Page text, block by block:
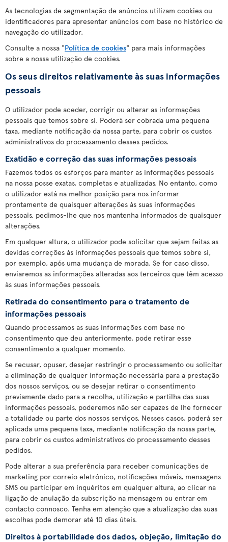
As tecnologias de segmentação de anúncios utilizam cookies ou
identificadores para apresentar anúncios com base no histórico de
navegação do utilizador.
Consulte a nossa "Política de cookies" para mais informações
sobre a nossa utilização de cookies.
Os seus direitos relativamente às suas informações
pessoais
O utilizador pode aceder, corrigir ou alterar as informações
pessoais que temos sobre si. Poderá ser cobrada uma pequena
taxa, mediante notificação da nossa parte, para cobrir os custos
administrativos do processamento desses pedidos.
Exatidão e correção das suas informações pessoais
Fazemos todos os esforços para manter as informações pessoais
na nossa posse exatas, completas e atualizadas. No entanto, como
o utilizador está na melhor posição para nos informar
prontamente de quaisquer alterações às suas informações
pessoais, pedimos-lhe que nos mantenha informados de quaisquer
alterações.
Em qualquer altura, o utilizador pode solicitar que sejam feitas as
devidas correções às informações pessoais que temos sobre si,
por exemplo, após uma mudança de morada. Se for caso disso,
enviaremos as informações alteradas aos terceiros que têm acesso
às suas informações pessoais.
Retirada do consentimento para o tratamento de
informações pessoais
Quando processamos as suas informações com base no
consentimento que deu anteriormente, pode retirar esse
consentimento a qualquer momento.
Se recusar, opuser, desejar restringir o processamento ou solicitar
a eliminação de qualquer informação necessária para a prestação
dos nossos serviços, ou se desejar retirar o consentimento
previamente dado para a recolha, utilização e partilha das suas
informações pessoais, poderemos não ser capazes de lhe fornecer
a totalidade ou parte dos nossos serviços. Nesses casos, poderá ser
aplicada uma pequena taxa, mediante notificação da nossa parte,
para cobrir os custos administrativos do processamento desses
pedidos.
Pode alterar a sua preferência para receber comunicações de
marketing por correio eletrónico, notificações móveis, mensagens
SMS ou participar em inquéritos em qualquer altura, ao clicar na
ligação de anulação da subscrição na mensagem ou entrar em
contacto connosco. Tenha em atenção que a atualização das suas
escolhas pode demorar até 10 dias úteis.
Direitos à portabilidade dos dados, objeção, limitação do